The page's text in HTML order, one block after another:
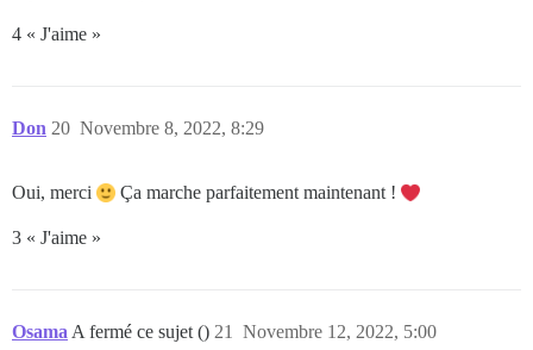
4 « J'aime »
Don Novembre 8, 2022, 8:29
20
Oui, merci Ça marche parfaitement maintenant !
3 « J'aime »
Osama A fermé ce sujet () Novembre 12, 2022, 5:00
21